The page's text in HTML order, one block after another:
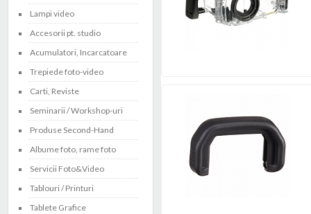
Lampi video
Accesorii pt. studio
Acumulatori, Incarcatoare
Trepiede foto-video
Carti, Reviste
Seminarii / Workshop-uri
Produse Second-Hand
Albume foto, rame foto
Servicii Foto&Video
Tablouri / Printuri
Tablete Grafice